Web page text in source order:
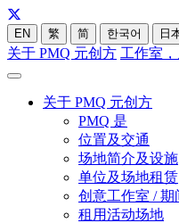
EN 繁 简 한국어 日
关于 PMQ 元创方 工作室
关于 PMQ 元创方
PMQ 是
位置及交通
场地简介及设施
单位及场地租赁
创意工作室 / 期
租用活动场地